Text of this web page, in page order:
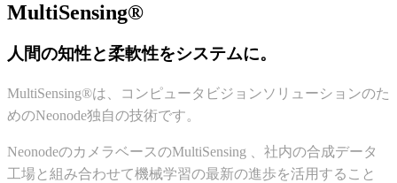
MultiSensing®
人間の知性と柔軟性をシステムに。
MultiSensing®は、コンピュータビジョンソリューションのた
めのNeonode独自の技術です。
NeonodeのカメラベースのMultiSensing 、社内の合成データ
工場と組み合わせて機械学習の最新の進歩を活用すること